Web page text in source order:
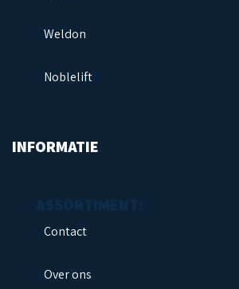
Weldon
Noblelift
INFORMATIE
Contact
Over ons